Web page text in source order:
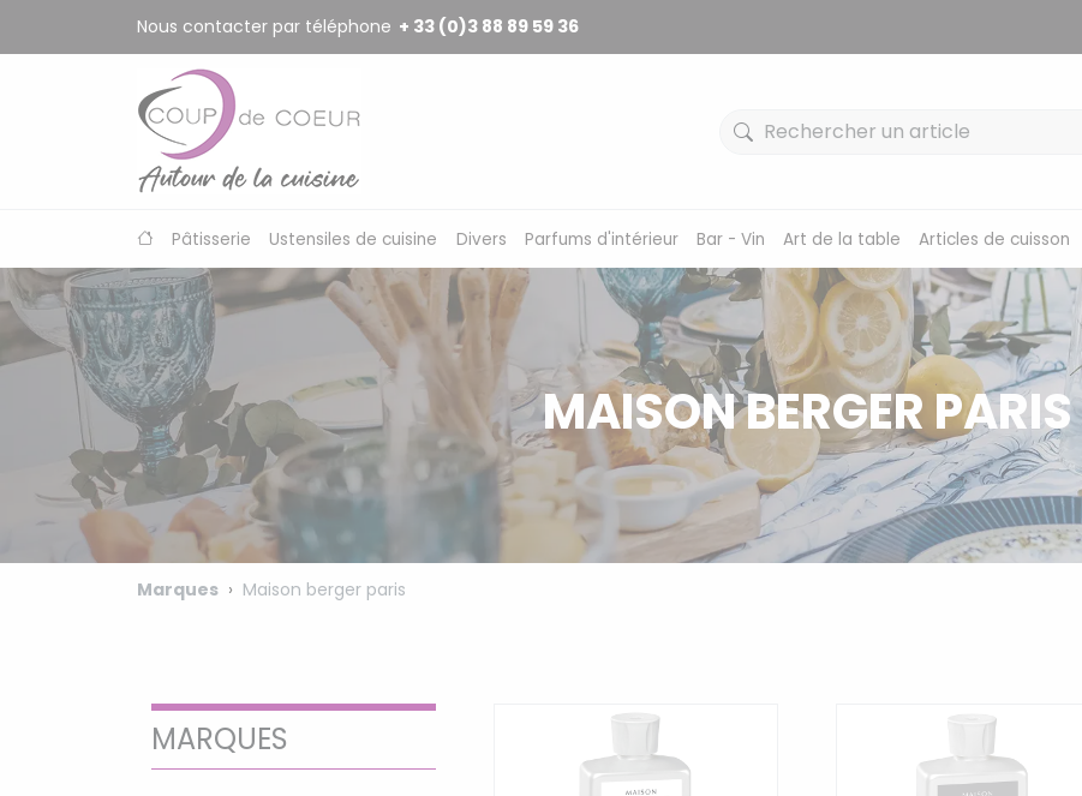
Nous contacter par téléphone + 33 (0)3 88 89 59 36
Pâtisserie Ustensiles de cuisine Divers Parfums d'intérieur Bar - Vin Art de la table Articles de cuisson
MAISON BERGER PARIS
Marques Maison berger paris
MARQUES
Panneau de gestion des cookies